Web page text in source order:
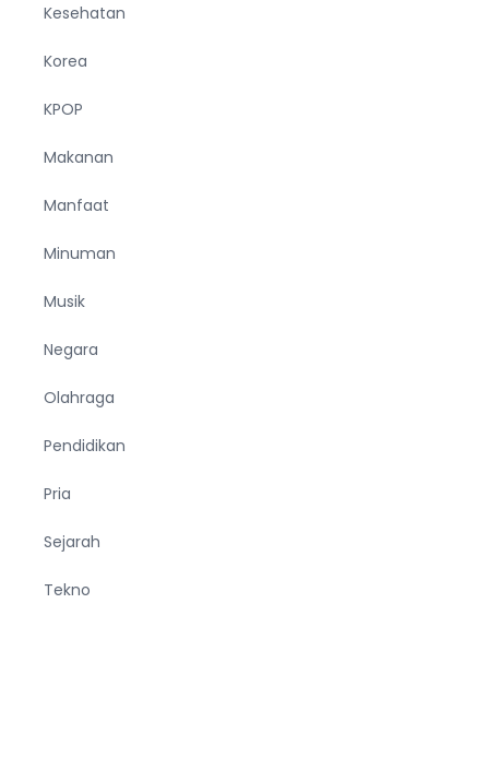
Kesehatan
Korea
KPOP
Makanan
Manfaat
Minuman
Musik
Negara
Olahraga
Pendidikan
Pria
Sejarah
Tekno